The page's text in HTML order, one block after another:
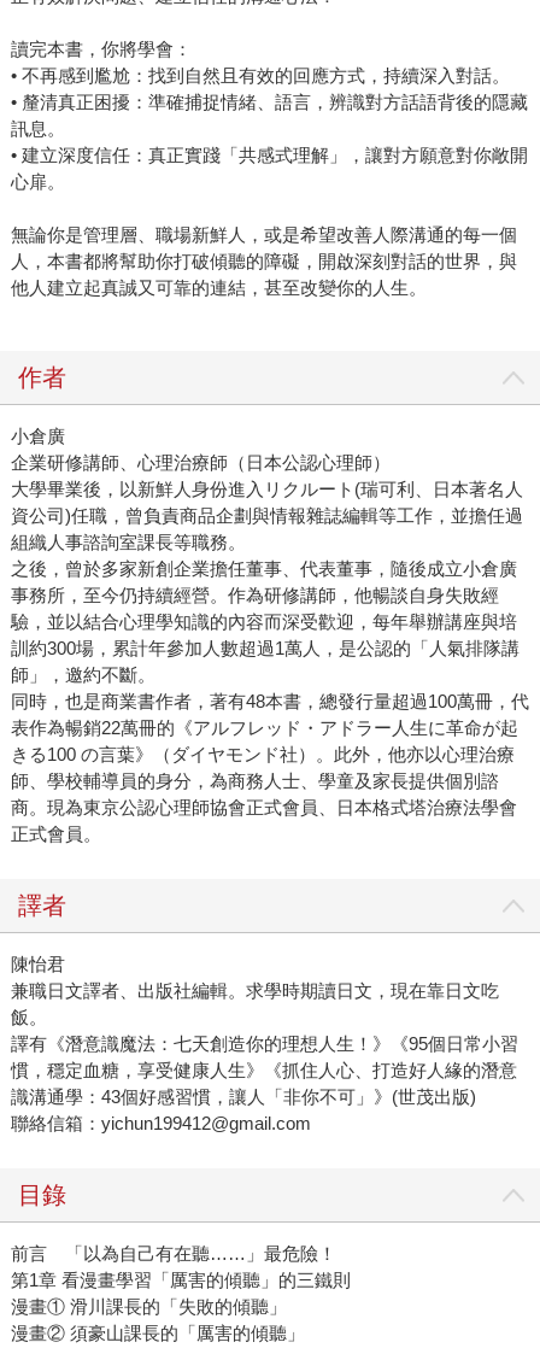
讀完本書，你將學會：
• 不再感到尷尬：找到自然且有效的回應方式，持續深入對話。
• 釐清真正困擾：準確捕捉情緒、語言，辨識對方話語背後的隱藏
訊息。
• 建立深度信任：真正實踐「共感式理解」，讓對方願意對你敞開
心扉。
無論你是管理層、職場新鮮人，或是希望改善人際溝通的每一個
人，本書都將幫助你打破傾聽的障礙，開啟深刻對話的世界，與
他人建立起真誠又可靠的連結，甚至改變你的人生。
作者
小倉廣
企業研修講師、心理治療師（日本公認心理師）
大學畢業後，以新鮮人身份進入リクルート(瑞可利、日本著名人
資公司)任職，曾負責商品企劃與情報雜誌編輯等工作，並擔任過
組織人事諮詢室課長等職務。
之後，曾於多家新創企業擔任董事、代表董事，隨後成立小倉廣
事務所，至今仍持續經營。作為研修講師，他暢談自身失敗經
驗，並以結合心理學知識的內容而深受歡迎，每年舉辦講座與培
訓約300場，累計年參加人數超過1萬人，是公認的「人氣排隊講
師」，邀約不斷。
同時，也是商業書作者，著有48本書，總發行量超過100萬冊，代
表作為暢銷22萬冊的《アルフレッド・アドラー人生に革命が起
きる100 の言葉》（ダイヤモンド社）。此外，他亦以心理治療
師、學校輔導員的身分，為商務人士、學童及家長提供個別諮
商。現為東京公認心理師協會正式會員、日本格式塔治療法學會
正式會員。
譯者
陳怡君
兼職日文譯者、出版社編輯。求學時期讀日文，現在靠日文吃
飯。
譯有《潛意識魔法：七天創造你的理想人生！》《95個日常小習
慣，穩定血糖，享受健康人生》《抓住人心、打造好人緣的潛意
識溝通學：43個好感習慣，讓人「非你不可」》(世茂出版)
聯絡信箱：yichun199412@gmail.com
目錄
前言 「以為自己有在聽……」最危險！
第1章 看漫畫學習「厲害的傾聽」的三鐵則
漫畫① 滑川課長的「失敗的傾聽」
漫畫② 須豪山課長的「厲害的傾聽」